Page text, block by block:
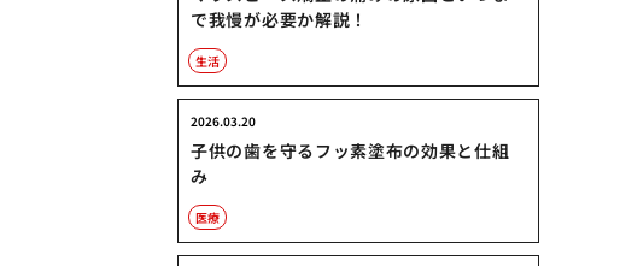
で我慢が必要か解説！
生活
子供の歯を守るフッ素塗布の効果と仕組
み
2026.03.20
医療